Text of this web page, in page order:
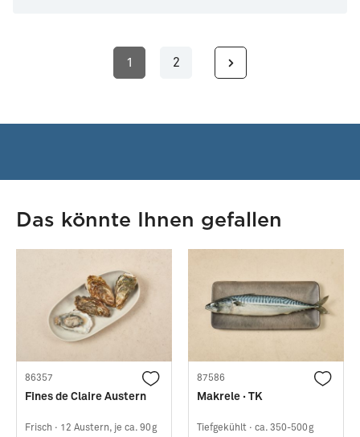
Seite
1
2
Das könnte Ihnen gefallen
86357
Fines de Claire Austern
Frisch · 12 Austern, je ca. 90g
87586
Makrele · TK
Tiefgekühlt · ca. 350-500g